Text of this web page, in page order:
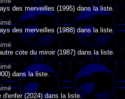
des merveilles (1995) dans la liste.
des merveilles (1988) dans la liste.
cote du miroir (1987) dans la liste.
dans la liste.
(2024) dans la liste.